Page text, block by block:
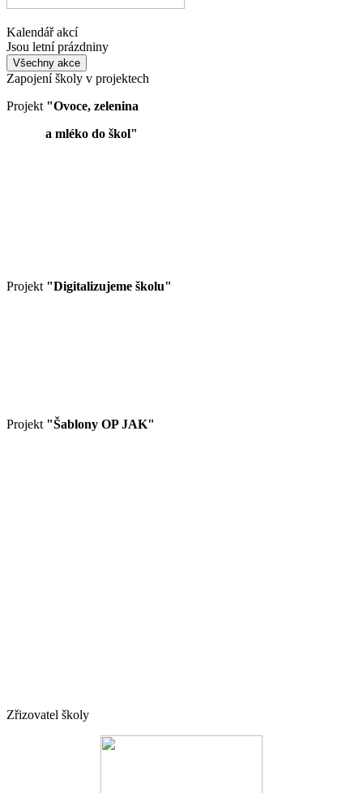
Kalendář akcí
Jsou letní prázdniny
Všechny akce
Zapojení školy v projektech
Projekt "Ovoce, zelenina
a mléko do škol"
Projekt "Digitalizujeme školu"
Projekt "Šablony OP JAK"
Zřizovatel školy